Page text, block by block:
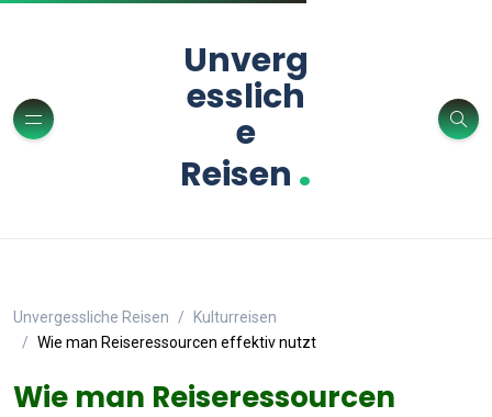
Unverg
esslich
e
Reisen .
Unvergessliche Reisen
Kulturreisen
Wie man Reiseressourcen effektiv nutzt
Wie man Reiseressourcen